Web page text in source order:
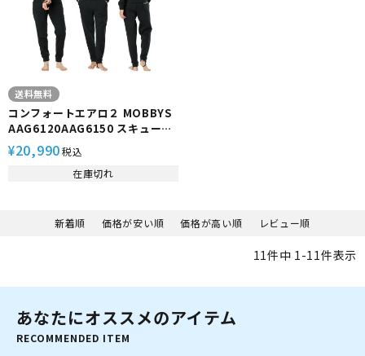
送料無料
コンフォートエアロ２ MOBBYS
AAG6120AAG6150 スキューバ
ダイビング ドライスーツ シェル
スーツ モビーズ MOBBYS
¥20,990税込
在庫切れ
新着順 価格が安い順 価格が高い順 レビュー順
11件中 1-11件表示
あなたにオススメのアイテム
RECOMMENDED ITEM